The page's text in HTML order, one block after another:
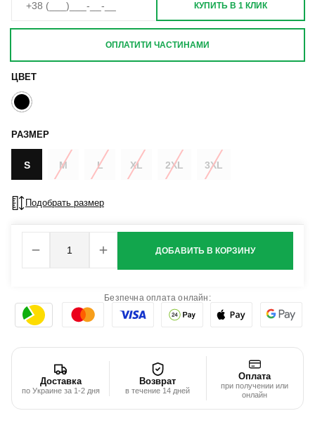
ЦВЕТ
РАЗМЕР
S M L XL 2XL 3XL
Подобрать размер
ДОБАВИТЬ В КОРЗИНУ
КУПИТЬ В 1 КЛИК
ОПЛАТИТИ ЧАСТИНАМИ
Безпечна оплата онлайн:
Доставка
по Украине за 1-2 дня
Возврат
в течение 14 дней
Оплата
при получении или
онлайн